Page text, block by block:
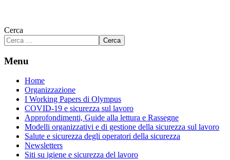
Cerca
Cerca
Menu
Home
Organizzazione
I Working Papers di Olympus
COVID-19 e sicurezza sul lavoro
Approfondimenti, Guide alla lettura e Rassegne
Modelli organizzativi e di gestione della sicurezza sul lavoro
Salute e sicurezza degli operatori della sicurezza
Newsletters
Siti su igiene e sicurezza del lavoro